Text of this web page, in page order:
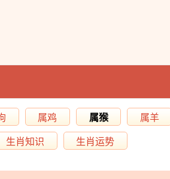
属鸡 属猴 属羊
生肖知识 生肖运势